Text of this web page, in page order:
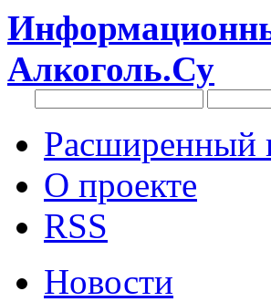
Алкоголь.Су
Расширенный
О проекте
RSS
Новости